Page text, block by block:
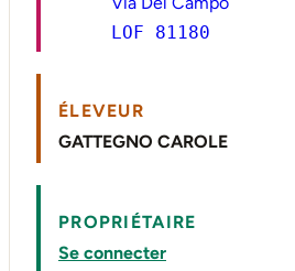
LOF 81180
ÉLEVEUR
GATTEGNO CAROLE
PROPRIÉTAIRE
Se connecter